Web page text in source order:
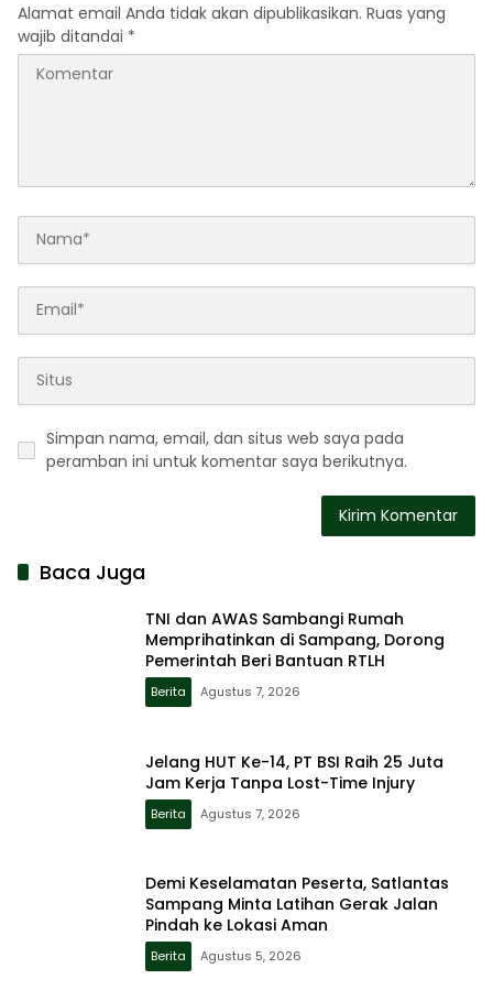
Alamat email Anda tidak akan dipublikasikan. Ruas yang
wajib ditandai *
Simpan nama, email, dan situs web saya pada
peramban ini untuk komentar saya berikutnya.
Baca Juga
TNI dan AWAS Sambangi Rumah
Memprihatinkan di Sampang, Dorong
Pemerintah Beri Bantuan RTLH
Berita Agustus 7, 2026
Jelang HUT Ke-14, PT BSI Raih 25 Juta
Jam Kerja Tanpa Lost-Time Injury
Berita Agustus 7, 2026
Demi Keselamatan Peserta, Satlantas
Sampang Minta Latihan Gerak Jalan
Pindah ke Lokasi Aman
Berita Agustus 5, 2026